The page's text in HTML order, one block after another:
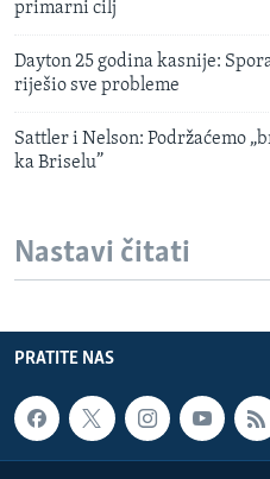
primarni cilj
Dayton 25 godina kasnije:
riješio sve probleme
Sattler i Nelson: Podržaćemo
ka Briselu”
Nastavi čitati
PRATITE NAS